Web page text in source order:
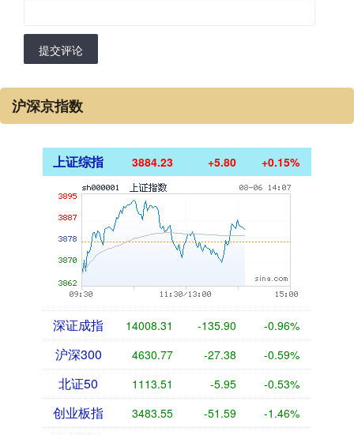
提交评论
沪深京指数
上证综指 3884.23 +5.80 +0.15%
深证成指 14008.31 -135.90 -0.96%
沪深300 4630.77 -27.38 -0.59%
北证50 1113.51 -5.95 -0.53%
创业板指 3483.55 -51.59 -1.46%